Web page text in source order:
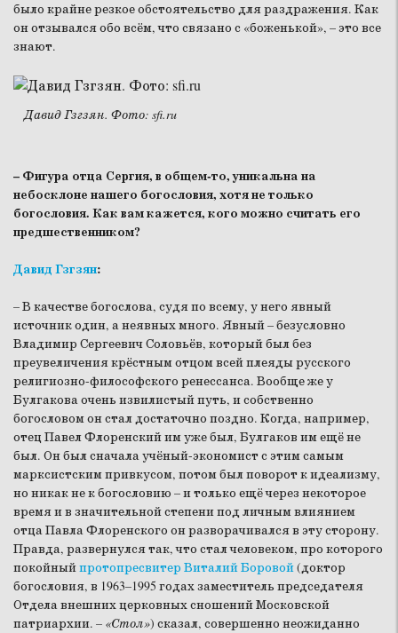
было крайне резкое обстоятельство для раздражения. Как
он отзывался обо всём, что связано с «боженькой», – это все
знают.
Давид Гзгзян. Фото: sfi.ru
– Фигура отца Сергия, в общем-то, уникальна на
небосклоне нашего богословия, хотя не только
богословия. Как вам кажется, кого можно считать его
предшественником?
Давид Гзгзян:
– В качестве богослова, судя по всему, у него явный
источник один, а неявных много. Явный – безусловно
Владимир Сергеевич Соловьёв, который был без
преувеличения крёстным отцом всей плеяды русского
религиозно-философского ренессанса. Вообще же у
Булгакова очень извилистый путь, и собственно
богословом он стал достаточно поздно. Когда, например,
отец Павел Флоренский им уже был, Булгаков им ещё не
был. Он был сначала учёный-экономист с этим самым
марксистским привкусом, потом был поворот к идеализму,
но никак не к богословию – и только ещё через некоторое
время и в значительной степени под личным влиянием
отца Павла Флоренского он разворачивался в эту сторону.
Правда, развернулся так, что стал человеком, про которого
покойныйпротопресвитер Виталий Боровой(доктор
богословия, в 1963–1995 годах заместитель председателя
Отдела внешних церковных сношений Московской
патриархии. – «Стол») сказал, совершенно неожиданно